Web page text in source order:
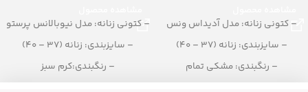
– کتونی زنانه: مدل آدیداس ونس
– سایزبندی: زنانه (37 – 40)
– رنگبندی: مشکی تمام
– کتونی زنانه: مدل نیوبالانس پرستو
– سایزبندی: زنانه (37 – 40)
– رنگبندی:کرم سبز